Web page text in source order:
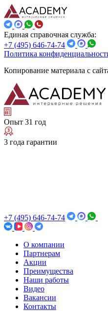
Единая справочная служба:
+7 (495) 646-74-74
Политика
Копирование материала с
Опыт 31 год
3 года гарантии
+7 (495) 646-74-74
О компании
Партнерам
Акции
Преимущества
Наши работы
Видео
Вакансии
Контакты